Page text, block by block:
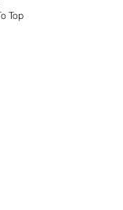
3-1 home win is
Bundesliga.
Top